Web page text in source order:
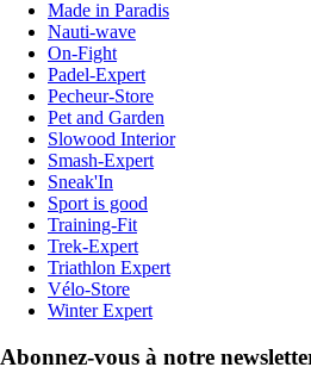
Made in Paradis
Nauti-wave
On-Fight
Padel-Expert
Pecheur-Store
Pet and Garden
Slowood Interior
Smash-Expert
Sneak'In
Sport is good
Training-Fit
Trek-Expert
Triathlon Expert
Vélo-Store
Winter Expert
Abonnez-vous à notre